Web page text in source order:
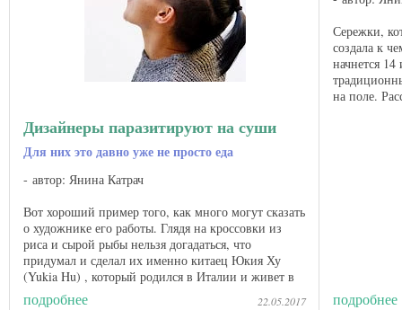
Дизайнеры паразитируют на суши
Для них это давно уже не просто еда
автор: Янина Катрач
Вот хороший пример того, как много могут сказать
о художнике его работы. Глядя на кроссовки из
риса и сырой рыбы нельзя догадаться, что
придумал и сделал их именно китаец Юкия Ху
(Yukia Hu) , который родился в Италии и живет в
Милане. Но разве ...
подробнее 22.05.2017
Сережки,
создала к
начнется
на поле.
подробнее